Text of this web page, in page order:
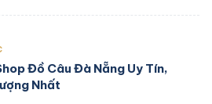
Đồ Câu Đà Nẵng Uy Tín,
Nhất